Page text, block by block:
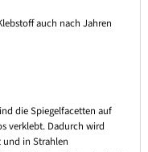
auch nach Jahren
die Spiegelfacetten auf
verklebt. Dadurch wird
in Strahlen